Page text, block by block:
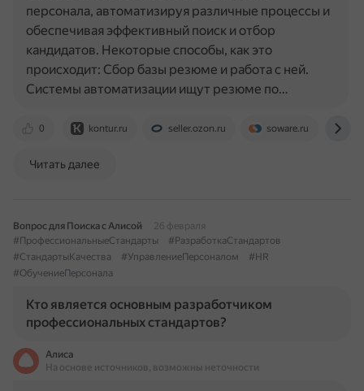
0 kontur.ru seller.ozon.ru soware.ru
персонала, автоматизируя различные процессы и
обеспечивая эффективный поиск и отбор
кандидатов. Некоторые способы, как это
происходит: Сбор базы резюме и работа с ней.
Системы автоматизации ищут резюме по…
Читать далее
Вопрос для Поиска с Алисой
26 февраля
#ПрофессиональныеСтандарты
#РазработкаСтандартов
#СтандартыКачества
#УправлениеПерсоналом
#HR
#ОбучениеПерсонала
Кто является основным разработчиком
профессиональных стандартов?
Алиса
На основе источников, возможны неточности